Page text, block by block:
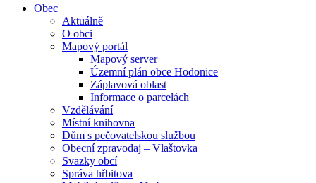
Obec
Aktuálně
O obci
Mapový portál
Mapový server
Územní plán obce Hodonice
Záplavová oblast
Informace o parcelách
Vzdělávání
Místní knihovna
Dům s pečovatelskou službou
Obecní zpravodaj – Vlaštovka
Svazky obcí
Správa hřbitova